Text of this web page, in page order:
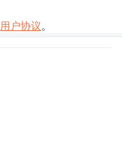
用户协议。